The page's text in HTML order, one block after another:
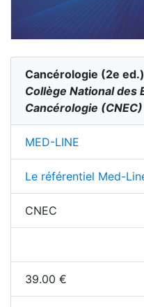
Cancérologie (2e ed.)
Collège National des
Cancérologie (CNEC)
MED-LINE
Le référentiel Med-
CNEC
39.00 €